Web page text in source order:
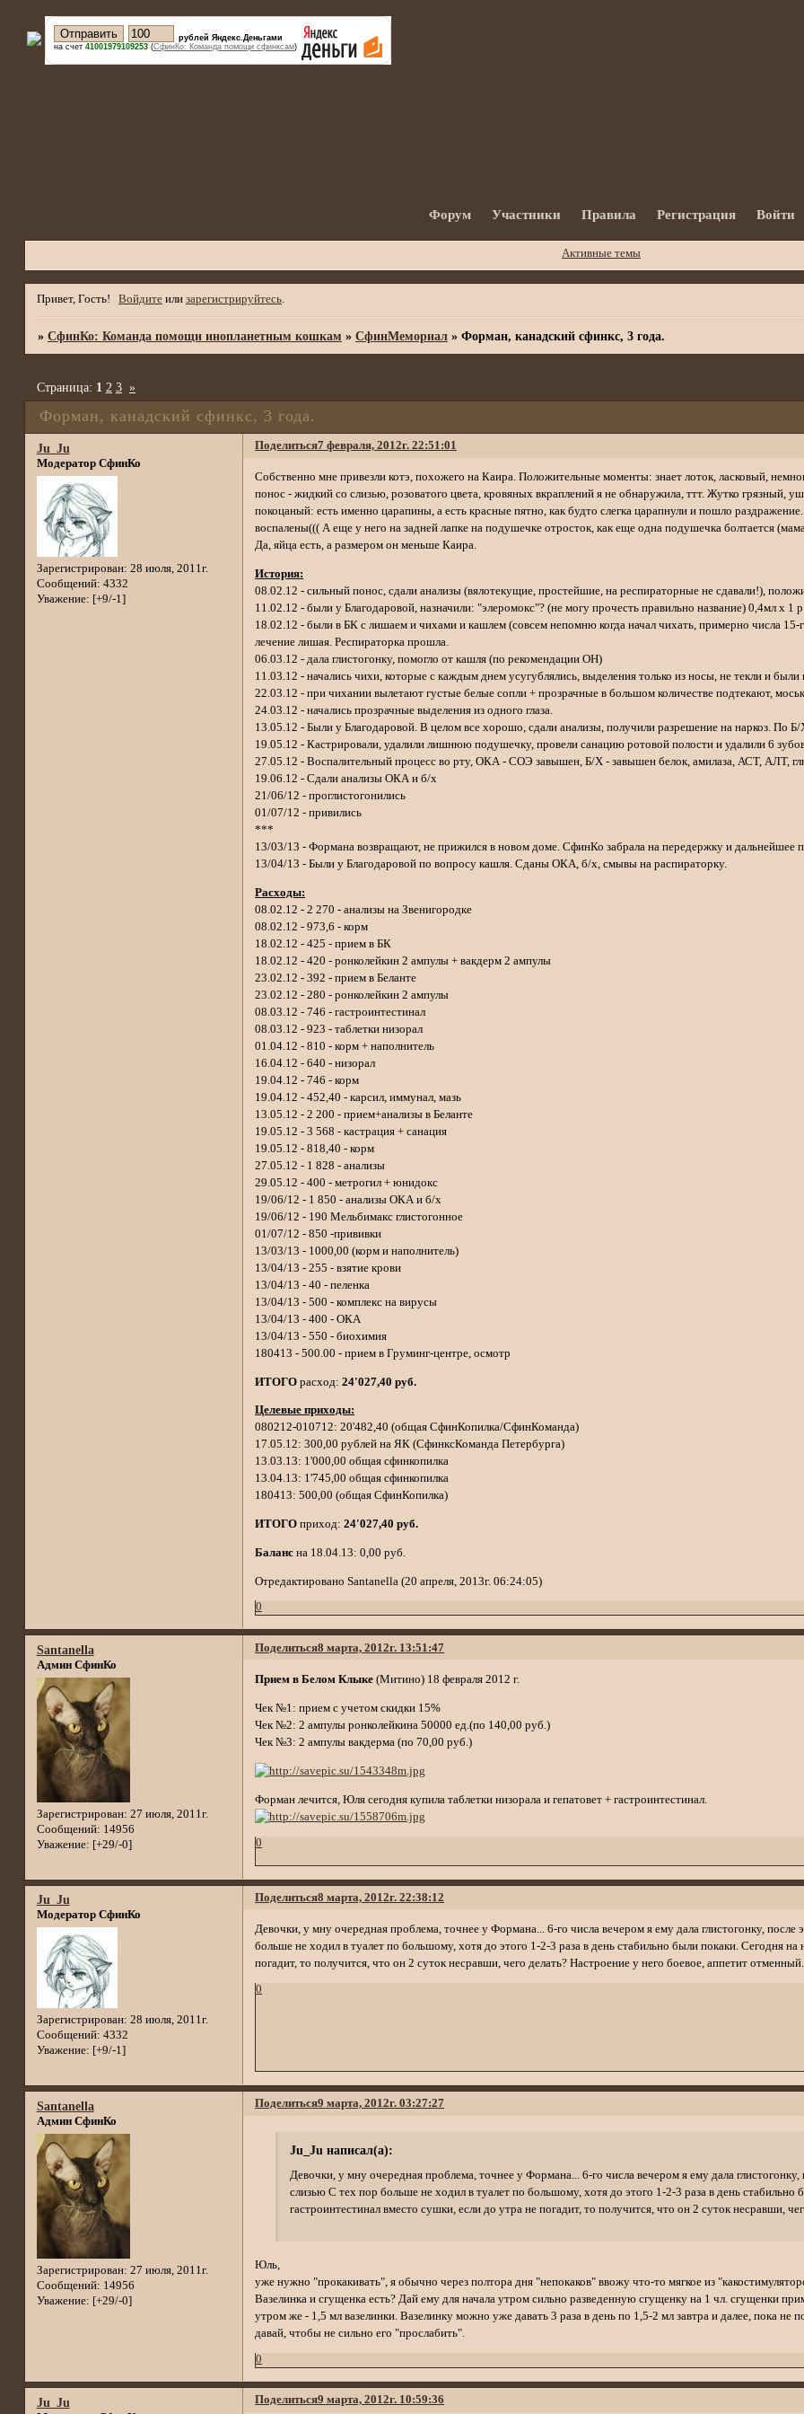
рублей Яндекс.Деньгами
на счет 41001979109253(СфинКо: Команда помощи сфинксам)
Форум Участники Правила Регистрация Войти
Активные темы
Привет, Гость! Войдите или зарегистрируйтесь.
» СфинКо: Команда помощи инопланетным кошкам » СфинМемориал » Форман, канадский сфинкс, 3 года.
Форман, канадский сфинкс, 3 года.
Страница: 1 2 3 »
Поделиться7 февраля, 2012г. 22:51:01
Ju_Ju
Модератор СфинКо
Зарегистрирован: 28 июля, 2011г.
Сообщений: 4332
Уважение: [+9/-1]
Собственно мне привезли котэ, похожего на Каира. Положительные моменты: знает лоток, ласковый,
понос - жидкий со слизью, розоватого цвета, кровяных вкраплений я не обнаружила, ттт. Жутко
покоцаный: есть именно царапины, а есть красные пятно, как будто слегка царапнули и пошло
воспалены((( А еще у него на задней лапке на подушечке отросток, как еще одна подушечка болтается
Да, яйца есть, а размером он меньше Каира.
История:
08.02.12 - сильный понос, сдали анализы (вялотекущие, простейшие, на респираторные не сдавали!),
11.02.12 - были у Благодаровой, назначили: "элеромокс"? (не могу прочесть правильно название) 0,4мл х 1
18.02.12 - были в БК с лишаем и чихами и кашлем (совсем непомню когда начал чихать, примерно числа 15-
лечение лишая. Респираторка прошла.
06.03.12 - дала глистогонку, помогло от кашля (по рекомендации ОН)
11.03.12 - начались чихи, которые с каждым днем усугублялись, выделения только из носы, не текли и
22.03.12 - при чихании вылетают густые белые сопли + прозрачные в большом количестве подтекают,
24.03.12 - начались прозрачные выделения из одного глаза.
13.05.12 - Были у Благодаровой. В целом все хорошо, сдали анализы, получили разрешение на наркоз. По
19.05.12 - Кастрировали, удалили лишнюю подушечку, провели санацию ротовой полости и удалили 6
27.05.12 - Воспалительный процесс во рту, ОКА - СОЭ завышен, Б/Х - завышен белок, амилаза, АСТ, АЛТ,
19.06.12 - Сдали анализы ОКА и б/х
21/06/12 - проглистогонились
01/07/12 - привились
***
13/03/13 - Формана возвращают, не прижился в новом доме. СфинКо забрала на передержку и дальнейшее
13/04/13 - Были у Благодаровой по вопросу кашля. Сданы ОКА, б/х, смывы на распираторку.
Расходы:
08.02.12 - 2 270 - анализы на Звенигородке
08.02.12 - 973,6 - корм
18.02.12 - 425 - прием в БК
18.02.12 - 420 - ронколейкин 2 ампулы + вакдерм 2 ампулы
23.02.12 - 392 - прием в Беланте
23.02.12 - 280 - ронколейкин 2 ампулы
08.03.12 - 746 - гастроинтестинал
08.03.12 - 923 - таблетки низорал
01.04.12 - 810 - корм + наполнитель
16.04.12 - 640 - низорал
19.04.12 - 746 - корм
19.04.12 - 452,40 - карсил, иммунал, мазь
13.05.12 - 2 200 - прием+анализы в Беланте
19.05.12 - 3 568 - кастрация + санация
19.05.12 - 818,40 - корм
27.05.12 - 1 828 - анализы
29.05.12 - 400 - метрогил + юнидокс
19/06/12 - 1 850 - анализы ОКА и б/х
19/06/12 - 190 Мельбимакс глистогонное
01/07/12 - 850 -прививки
13/03/13 - 1000,00 (корм и наполнитель)
13/04/13 - 255 - взятие крови
13/04/13 - 40 - пеленка
13/04/13 - 500 - комплекс на вирусы
13/04/13 - 400 - ОКА
13/04/13 - 550 - биохимия
180413 - 500.00 - прием в Груминг-центре, осмотр
ИТОГО расход:24'027,40 руб.
Целевые приходы:
080212-010712: 20'482,40 (общая СфинКопилка/СфинКоманда)
17.05.12: 300,00 рублей на ЯК (СфинксКоманда Петербурга)
13.03.13: 1'000,00 общая сфинкопилка
13.04.13: 1'745,00 общая сфинкопилка
180413: 500,00 (общая СфинКопилка)
ИТОГО приход:24'027,40 руб.
Баланс на 18.04.13: 0,00 руб.
Отредактировано Santanella (20 апреля, 2013г. 06:24:05)
0
Поделиться8 марта, 2012г. 13:51:47
Santanella
Админ СфинКо
Зарегистрирован: 27 июля, 2011г.
Сообщений: 14956
Уважение: [+29/-0]
Прием в Белом Клыке (Митино) 18 февраля 2012 г.
Чек №1: прием с учетом скидки 15%
Чек №2: 2 ампулы ронколейкина 50000 ед.(по 140,00 руб.)
Чек №3: 2 ампулы вакдерма (по 70,00 руб.)
Форман лечится, Юля сегодня купила таблетки низорала и гепатовет + гастроинтестинал.
0
Поделиться8 марта, 2012г. 22:38:12
Ju_Ju
Модератор СфинКо
Зарегистрирован: 28 июля, 2011г.
Сообщений: 4332
Уважение: [+9/-1]
Девочки, у мну очередная проблема, точнее у Формана... 6-го числа вечером я ему дала глистогонку,
больше не ходил в туалет по большому, хотя до этого 1-2-3 раза в день стабильно были покаки. Сегодня
погадит, то получится, что он 2 суток несравши, чего делать? Настроение у него боевое, аппетит отменный.
0
Поделиться9 марта, 2012г. 03:27:27
Santanella
Админ СфинКо
Зарегистрирован: 27 июля, 2011г.
Сообщений: 14956
Уважение: [+29/-0]
Ju_Ju написал(а):
Девочки, у мну очередная проблема, точнее у Формана... 6-го числа вечером я ему дала
слизью С тех пор больше не ходил в туалет по большому, хотя до этого 1-2-3 раза в день стабильно
гастроинтестинал вместо сушки, если до утра не погадит, то получится, что он 2 суток несравши,
Юль,
уже нужно "прокакивать", я обычно через полтора дня "непокаков" ввожу что-то мягкое из
Вазелинка и сгущенка есть? Дай ему для начала утром сильно разведенную сгущенку на 1 чл. сгущенки
утром же - 1,5 мл вазелинки. Вазелинку можно уже давать 3 раза в день по 1,5-2 мл завтра и далее, пока не
давай, чтобы не сильно его "прослабить".
0
Поделиться9 марта, 2012г. 10:59:36
Ju_Ju